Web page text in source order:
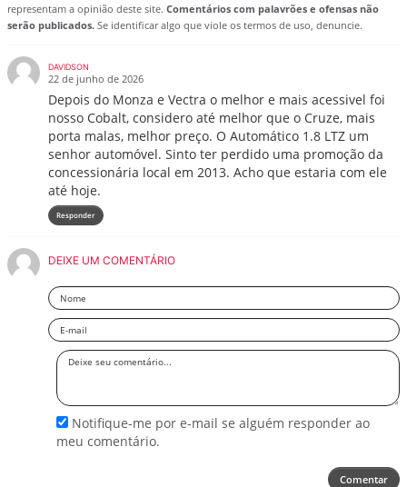
representam a opinião deste site. Comentários com palavrões e ofensas não
serão publicados. Se identificar algo que viole os termos de uso, denuncie.
DAVIDSON
22 de junho de 2026
Depois do Monza e Vectra o melhor e mais acessivel foi
nosso Cobalt, considero até melhor que o Cruze, mais
porta malas, melhor preço. O Automático 1.8 LTZ um
senhor automóvel. Sinto ter perdido uma promoção da
concessionária local em 2013. Acho que estaria com ele
até hoje.
Responder
DEIXE UM COMENTÁRIO
Nome
Email
Deixe
Notifique-me por e-mail se alguém responder ao
meu comentário.
Comentar